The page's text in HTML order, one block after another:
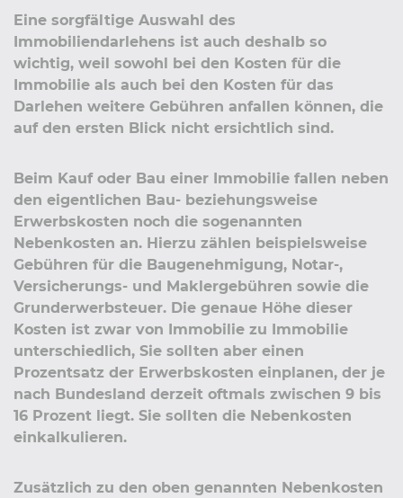
Eine sorgfältige Auswahl des
Immobiliendarlehens ist auch deshalb so
wichtig, weil sowohl bei den Kosten für die
Immobilie als auch bei den Kosten für das
Darlehen weitere Gebühren anfallen können, die
auf den ersten Blick nicht ersichtlich sind.
Beim Kauf oder Bau einer Immobilie fallen neben
den eigentlichen Bau- beziehungsweise
Erwerbskosten noch die sogenannten
Nebenkosten an. Hierzu zählen beispielsweise
Gebühren für die Baugenehmigung, Notar-,
Versicherungs- und Maklergebühren sowie die
Grunderwerbsteuer. Die genaue Höhe dieser
Kosten ist zwar von Immobilie zu Immobilie
unterschiedlich, Sie sollten aber einen
Prozentsatz der Erwerbskosten einplanen, der je
nach Bundesland derzeit oftmals zwischen 9 bis
16 Prozent liegt. Sie sollten die Nebenkosten
einkalkulieren.
Zusätzlich zu den oben genannten Nebenkosten